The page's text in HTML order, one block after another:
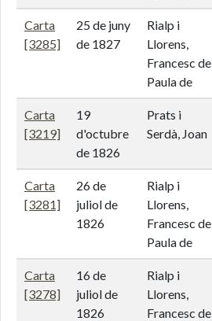
Carta
[3285]
25 de juny
de 1827
Rialp i
Llorens,
Francesc de
Paula de
Carta
[3219]
19
d'octubre
de 1826
Prats i
Serdà, Joan
Carta
[3281]
26 de
juliol de
1826
Rialp i
Llorens,
Francesc de
Paula de
Carta
[3278]
16 de
juliol de
1826
Rialp i
Llorens,
Francesc de